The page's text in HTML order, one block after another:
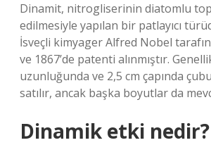
Dinamit, nitrogliserinin diatomlu
edilmesiyle yapılan bir patlayıcı
İsveçli kimyager Alfred Nobel
ve 1867’de patenti alınmıştır.
uzunluğunda ve 2,5 cm çapında
satılır, ancak başka boyutlar da
Dinamik etki nedir?